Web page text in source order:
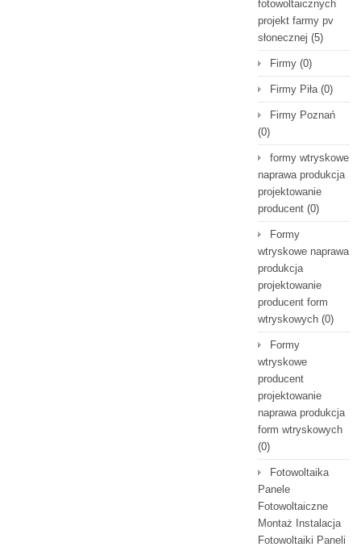
fotowoltaicznych
projekt farmy pv
słonecznej (5)
Firmy (0)
Firmy Piła(0)
Firmy Poznań
(0)
formy wtryskowe
naprawa produkcja
projektowanie
producent (0)
Formy
wtryskowe naprawa
produkcja
projektowanie
producent form
wtryskowych (0)
Formy
wtryskowe
producent
projektowanie
naprawa produkcja
form wtryskowych
(0)
Fotowoltaika
Panele
Fotowoltaiczne
Montaż Instalacja
Fotowoltaiki Paneli